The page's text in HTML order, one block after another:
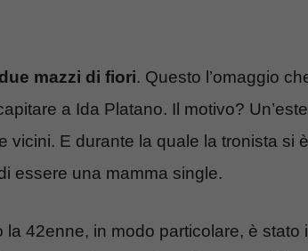
due mazzi di fiori. Questo l’omaggio
a Ida Platano. Il motivo?
vicini. E durante la quale la tronista si
essere una mamma single.
la 42enne, in modo particolare, è stato il